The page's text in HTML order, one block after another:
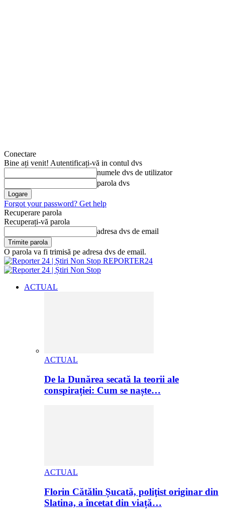
Conectare
Bine ați venit! Autentificați-vă in contul dvs
numele dvs de utilizator
parola dvs
Forgot your password? Get help
Recuperare parola
Recuperați-vă parola
adresa dvs de email
O parola va fi trimisă pe adresa dvs de email.
REPORTER24
ACTUAL
ACTUAL
De la Dunărea secată la teorii ale
conspirației: Cum se naște…
ACTUAL
Florin Cătălin Șucată, poliţist originar din
Slatina, a încetat din viață…